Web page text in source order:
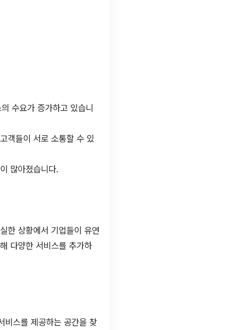
수요가 증가하고 있습니
객들이 서로 소통할 수 있
많아졌습니다.
한 상황에서 기업들이 유연
다양한 서비스를 추가하
비스를 제공하는 공간을 찾